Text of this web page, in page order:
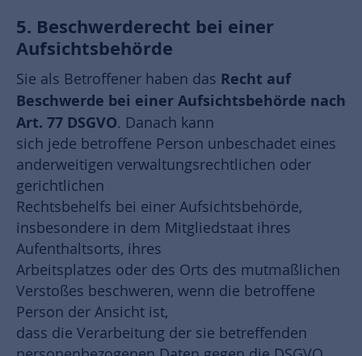
5. Beschwerderecht bei einer
Aufsichtsbehörde
Sie als Betroffener haben das Recht auf
Beschwerde bei einer Aufsichtsbehörde nach
Art. 77 DSGVO. Danach kann
sich jede betroffene Person unbeschadet eines
anderweitigen verwaltungsrechtlichen oder
gerichtlichen
Rechtsbehelfs bei einer Aufsichtsbehörde,
insbesondere in dem Mitgliedstaat ihres
Aufenthaltsorts, ihres
Arbeitsplatzes oder des Orts des mutmaßlichen
Verstoßes beschweren, wenn die betroffene
Person der Ansicht ist,
dass die Verarbeitung der sie betreffenden